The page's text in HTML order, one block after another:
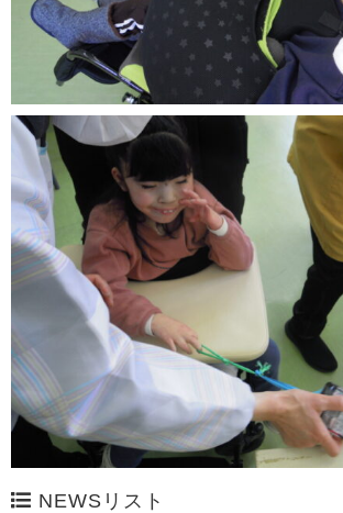
NEWSリスト